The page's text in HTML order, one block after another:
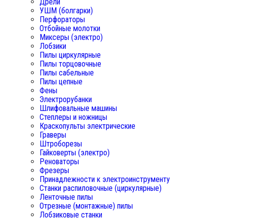
УШМ (болгарки)
Перфораторы
Отбойные молотки
Миксеры (электро)
Лобзики
Пилы циркулярные
Пилы торцовочные
Пилы сабельные
Пилы цепные
Фены
Электрорубанки
Шлифовальные машины
Степлеры и ножницы
Краскопульты электрические
Граверы
Штроборезы
Гайковерты (электро)
Реноваторы
Фрезеры
Принадлежности к электроинструменту
Станки распиловочные (циркулярные)
Ленточные пилы
Отрезные (монтажные) пилы
Лобзиковые станки